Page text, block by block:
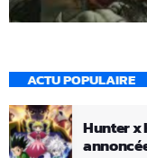
ACTU POPULAIRE
Hunter x